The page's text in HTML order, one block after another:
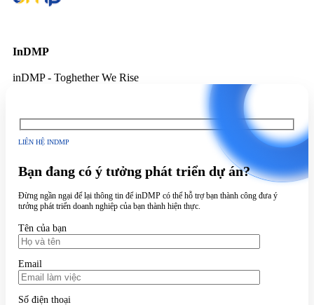
InDMP
inDMP - Toghether We Rise
LIÊN HỆ INDMP
Bạn đang có ý tưởng phát triển dự án?
Đừng ngần ngại để lại thông tin để inDMP có thể hỗ trợ bạn thành công đưa ý
tưởng phát triển doanh nghiệp của bạn thành hiện thực.
Tên của bạn
Email
Số điện thoại